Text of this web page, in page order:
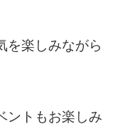
を楽しみながら
ントもお楽しみ